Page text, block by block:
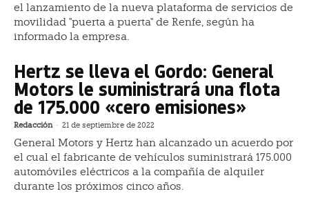
el lanzamiento de la nueva plataforma de servicios de
movilidad "puerta a puerta" de Renfe, según ha
informado la empresa.
Hertz se lleva el Gordo: General
Motors le suministrará una flota
de 175.000 «cero emisiones»
Redacción - 21 de septiembre de 2022
General Motors y Hertz han alcanzado un acuerdo por
el cual el fabricante de vehículos suministrará 175.000
automóviles eléctricos a la compañía de alquiler
durante los próximos cinco años.